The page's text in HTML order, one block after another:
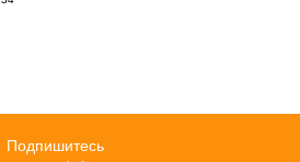
Подпишитесь